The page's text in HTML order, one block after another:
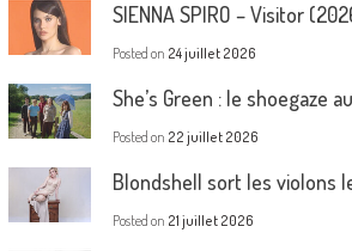
SIENNA SPIRO – Visitor
Posted on 24 juillet 2026
She’s Green : le shoegaze
Posted on 22 juillet 2026
Blondshell sort les violons
Posted on 21 juillet 2026